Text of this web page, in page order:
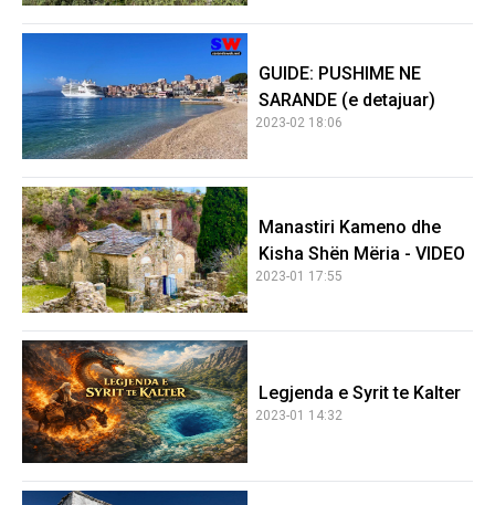
GUIDE: PUSHIME NE
SARANDE (e detajuar)
2023-02 18:06
Manastiri Kameno dhe
Kisha Shën Mëria - VIDEO
2023-01 17:55
Legjenda e Syrit te Kalter
2023-01 14:32